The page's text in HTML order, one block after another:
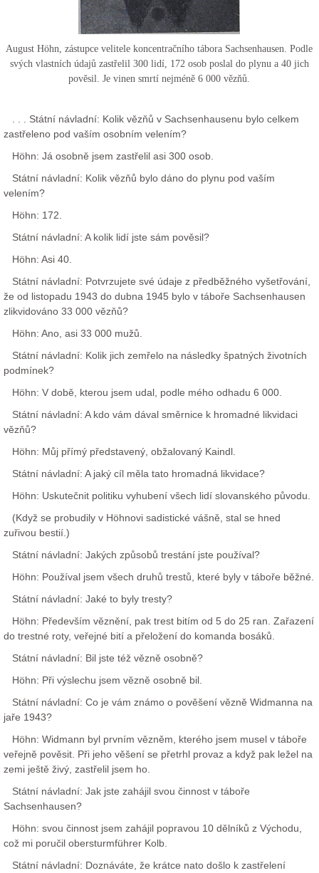
August Höhn, zástupce velitele koncentračního tábora Sachsenhausen. Podle
svých vlastních údajů zastřelil 300 lidí, 172 osob poslal do plynu a 40 jich
pověsil. Je vinen smrtí nejméně 6 000 vězňů.
. . . Státní návladní: Kolik vězňů v Sachsenhausenu bylo celkem
zastřeleno pod vaším osobním velením?
Höhn: Já osobně jsem zastřelil asi 300 osob.
Státní návladní: Kolik vězňů bylo dáno do plynu pod vaším
velením?
Höhn: 172.
Státní návladní: A kolik lidí jste sám pověsil?
Höhn: Asi 40.
Státní návladní: Potvrzujete své údaje z předběžného vyšetřování,
že od listopadu 1943 do dubna 1945 bylo v táboře Sachsenhausen
zlikvidováno 33 000 vězňů?
Höhn: Ano, asi 33 000 mužů.
Státní návladní: Kolik jich zemřelo na následky špatných životních
podmínek?
Höhn: V době, kterou jsem udal, podle mého odhadu 6 000.
Státní návladní: A kdo vám dával směrnice k hromadné likvidaci
vězňů?
Höhn: Můj přímý představený, obžalovaný Kaindl.
Státní návladní: A jaký cíl měla tato hromadná likvidace?
Höhn: Uskutečnit politiku vyhubení všech lidí slovanského původu.
(Když se probudily v Höhnovi sadistické vášně, stal se hned
zuřivou bestií.)
Státní návladní: Jakých způsobů trestání jste používal?
Höhn: Používal jsem všech druhů trestů, které byly v táboře běžné.
Státní návladní: Jaké to byly tresty?
Höhn: Především věznění, pak trest bitím od 5 do 25 ran. Zařazení
do trestné roty, veřejné bití a přeložení do komanda bosáků.
Státní návladní: Bil jste též vězně osobně?
Höhn: Při výslechu jsem vězně osobně bil.
Státní návladní: Co je vám známo o pověšení vězně Widmanna na
jaře 1943?
Höhn: Widmann byl prvním vězněm, kterého jsem musel v táboře
veřejně pověsit. Při jeho věšení se přetrhl provaz a když pak ležel na
zemi ještě živý, zastřelil jsem ho.
Státní návladní: Jak jste zahájil svou činnost v táboře
Sachsenhausen?
Höhn: svou činnost jsem zahájil popravou 10 dělníků z Východu,
což mi poručil obersturmführer Kolb.
Státní návladní: Doznáváte, že krátce nato došlo k zastřelení